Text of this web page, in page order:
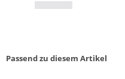
Passend zu diesem Artikel